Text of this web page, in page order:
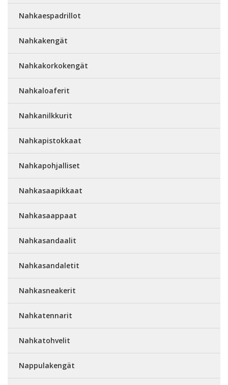
Nahkaespadrillot
Nahkakengät
Nahkakorkokengät
Nahkaloaferit
Nahkanilkkurit
Nahkapistokkaat
Nahkapohjalliset
Nahkasaapikkaat
Nahkasaappaat
Nahkasandaalit
Nahkasandaletit
Nahkasneakerit
Nahkatennarit
Nahkatohvelit
Nappulakengät